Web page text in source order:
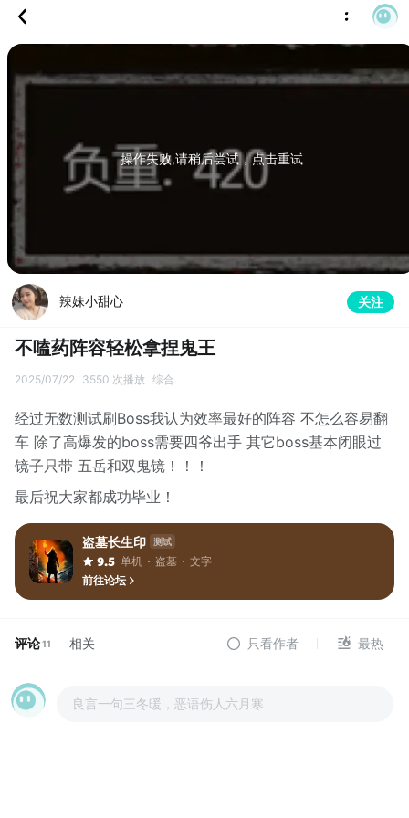
操作失败,请稍后尝试，点击重试
辣妹小甜心 关注
不嗑药阵容轻松拿捏鬼王
2025/07/22 3550 次播放 综合
经过无数测试刷Boss我认为效率最好的阵容 不怎么容易翻
车 除了高爆发的boss需要四爷出手 其它boss基本闭眼过
镜子只带 五岳和双鬼镜！！！
最后祝大家都成功毕业！
盗墓长生印 测试
9.5 单机 盗墓
文字
前往论坛
评论11 相关 只看作者 最热
良言一句三冬暖，恶语伤人六月寒